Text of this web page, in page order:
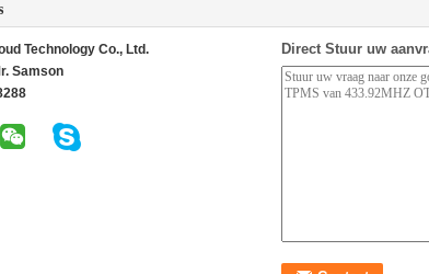
Technology Co., Ltd.
Samson
Direct Stuur uw